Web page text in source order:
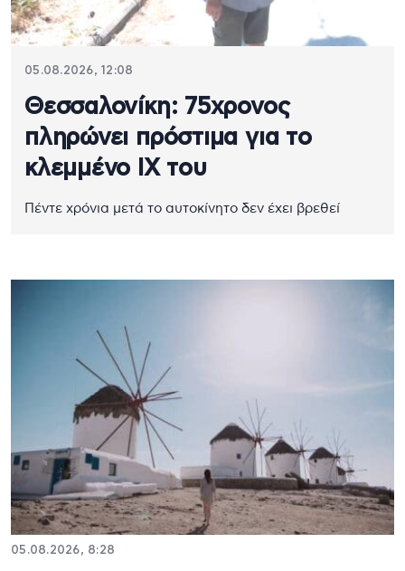
05.08.2026, 12:08
Θεσσαλονίκη: 75χρονος
πληρώνει πρόστιμα για το
κλεμμένο ΙΧ του
Πέντε χρόνια μετά το αυτοκίνητο δεν έχει βρεθεί
05.08.2026, 8:28